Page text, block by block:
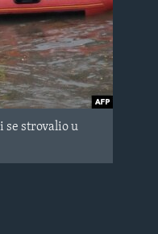
se strovalio u